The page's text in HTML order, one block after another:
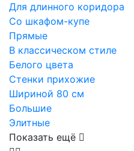
Для длинного коридора
Со шкафом-купе
Прямые
В классическом стиле
Белого цвета
Стенки прихожие
Шириной 80 см
Большие
Элитные
Показать ещё